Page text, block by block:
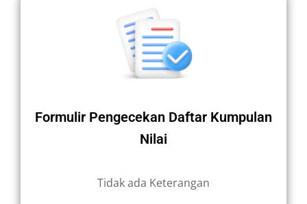
Formulir Pengecekan Daftar Kumpulan
Nilai
Tidak ada Keterangan